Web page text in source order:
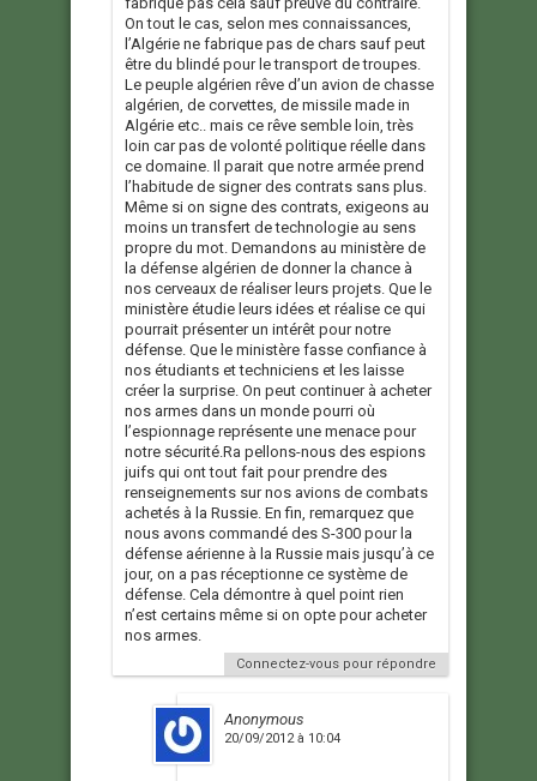
On tout le cas, selon mes connaissances,
l’Algérie ne fabrique pas de chars sauf peut
être du blindé pour le transport de troupes.
Le peuple algérien rêve d’un avion de chasse
algérien, de corvettes, de missile made in
Algérie etc.. mais ce rêve semble loin, très
loin car pas de volonté politique réelle dans
ce domaine. Il parait que notre armée prend
l’habitude de signer des contrats sans plus.
Même si on signe des contrats, exigeons au
moins un transfert de technologie au sens
propre du mot. Demandons au ministère de
la défense algérien de donner la chance à
nos cerveaux de réaliser leurs projets. Que le
ministère étudie leurs idées et réalise ce qui
pourrait présenter un intérêt pour notre
défense. Que le ministère fasse confiance à
nos étudiants et techniciens et les laisse
créer la surprise. On peut continuer à acheter
nos armes dans un monde pourri où
l’espionnage représente une menace pour
notre sécurité.Ra pellons-nous des espions
juifs qui ont tout fait pour prendre des
renseignements sur nos avions de combats
achetés à la Russie. En fin, remarquez que
nous avons commandé des S-300 pour la
défense aérienne à la Russie mais jusqu’à ce
jour, on a pas réceptionne ce système de
défense. Cela démontre à quel point rien
n’est certains même si on opte pour acheter
nos armes.
Connectez-vous pour répondre
Anonymous
20/09/2012 à 10:04